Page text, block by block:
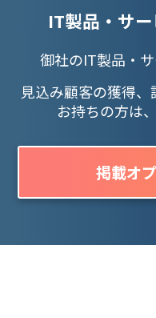
IT製品・サ
御社のIT製品・
見込み顧客の獲得
お持ちの方は
掲載オ